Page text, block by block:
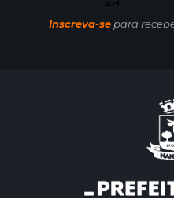
Inscreva-se para